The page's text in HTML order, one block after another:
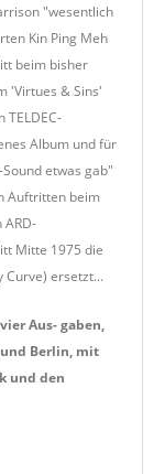
"wesentlich
Kin Ping Meh
beim bisher
'Virtues & Sins'
Album und für
etwas gab"
Auftritten beim
Mitte 1975 die
Curve) ersetzt...
Aus- gaben,
Berlin, mit
und den